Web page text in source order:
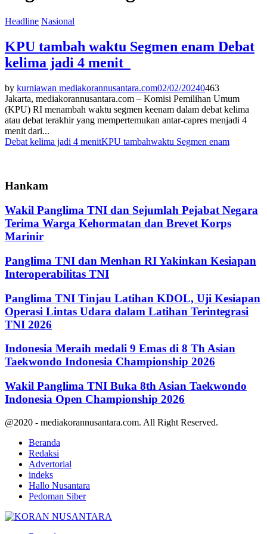
Headline Nasional
KPU tambah waktu Segmen enam Debat
kelima jadi 4 menit
by kurniawan mediakorannusantara.com02/02/20240463
Jakarta, mediakorannusantara.com – Komisi Pemilihan Umum
(KPU) RI menambah waktu segmen keenam dalam debat kelima
atau debat terakhir yang mempertemukan antar-capres menjadi 4
menit dari...
Debat kelima jadi 4 menitKPU tambahwaktu Segmen enam
Hankam
Wakil Panglima TNI dan Sejumlah Pejabat Negara
Terima Warga Kehormatan dan Brevet Korps
Marinir
Panglima TNI dan Menhan RI Yakinkan Kesiapan
Interoperabilitas TNI
Panglima TNI Tinjau Latihan KDOL, Uji Kesiapan
Operasi Lintas Udara dalam Latihan Terintegrasi
TNI 2026
Indonesia Meraih medali 9 Emas di 8 Th Asian
Taekwondo Indonesia Championship 2026
Wakil Panglima TNI Buka 8th Asian Taekwondo
Indonesia Open Championship 2026
@2020 - mediakorannusantara.com. All Right Reserved.
Beranda
Redaksi
Advertorial
indeks
Hallo Nusantara
Pedoman Siber